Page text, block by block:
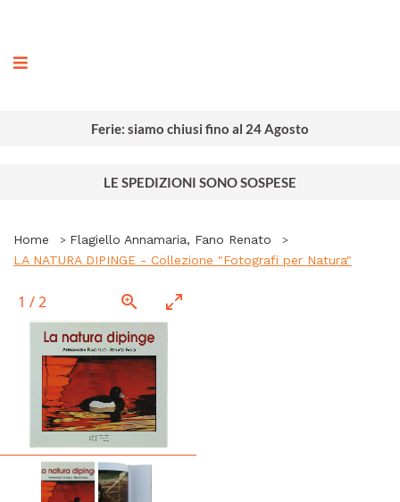
Ferie: siamo chiusi fino al 24 Agosto
LE SPEDIZIONI SONO SOSPESE
Home
Flagiello Annamaria, Fano Renato
LA NATURA DIPINGE - Collezione "Fotografi per Natura"
1 /2